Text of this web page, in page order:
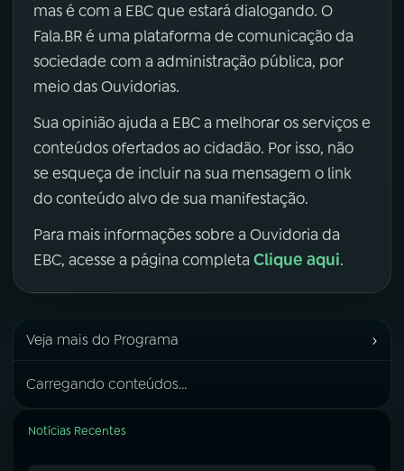
mas é com a EBC que estará dialogando. O
Fala.BR é uma plataforma de comunicação da
sociedade com a administração pública, por
meio das Ouvidorias.
Sua opinião ajuda a EBC a melhorar os serviços e
conteúdos ofertados ao cidadão. Por isso, não
se esqueça de incluir na sua mensagem o link
do conteúdo alvo de sua manifestação.
Para mais informações sobre a Ouvidoria da
EBC, acesse a página completa Clique aqui.
Veja mais do Programa ›
Carregando conteúdos...
Notícias Recentes